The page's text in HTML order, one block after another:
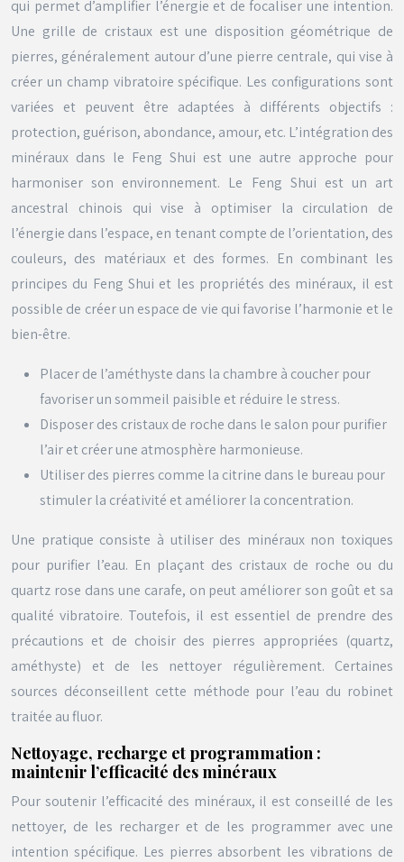
qui permet d’amplifier l’énergie et de focaliser une intention.
Une grille de cristaux est une disposition géométrique de
pierres, généralement autour d’une pierre centrale, qui vise à
créer un champ vibratoire spécifique. Les configurations sont
variées et peuvent être adaptées à différents objectifs :
protection, guérison, abondance, amour, etc. L’intégration des
minéraux dans le Feng Shui est une autre approche pour
harmoniser son environnement. Le Feng Shui est un art
ancestral chinois qui vise à optimiser la circulation de
l’énergie dans l’espace, en tenant compte de l’orientation, des
couleurs, des matériaux et des formes. En combinant les
principes du Feng Shui et les propriétés des minéraux, il est
possible de créer un espace de vie qui favorise l’harmonie et le
bien-être.
Placer de l’améthyste dans la chambre à coucher pour
favoriser un sommeil paisible et réduire le stress.
Disposer des cristaux de roche dans le salon pour purifier
l’air et créer une atmosphère harmonieuse.
Utiliser des pierres comme la citrine dans le bureau pour
stimuler la créativité et améliorer la concentration.
Une pratique consiste à utiliser des minéraux non toxiques
pour purifier l’eau. En plaçant des cristaux de roche ou du
quartz rose dans une carafe, on peut améliorer son goût et sa
qualité vibratoire. Toutefois, il est essentiel de prendre des
précautions et de choisir des pierres appropriées (quartz,
améthyste) et de les nettoyer régulièrement. Certaines
sources déconseillent cette méthode pour l’eau du robinet
traitée au fluor.
Nettoyage, recharge et programmation :
maintenir l’efficacité des minéraux
Pour soutenir l’efficacité des minéraux, il est conseillé de les
nettoyer, de les recharger et de les programmer avec une
intention spécifique. Les pierres absorbent les vibrations de